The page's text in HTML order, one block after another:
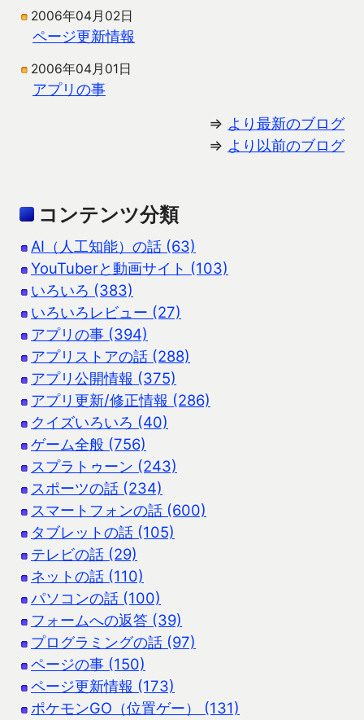
2006年04月02日
ページ更新情報
2006年04月01日
アプリの事
⇒ より最新のブログ
⇒ より以前のブログ
コンテンツ分類
AI（人工知能）の話 (63)
YouTuberと動画サイト (103)
いろいろ (383)
いろいろレビュー (27)
アプリの事 (394)
アプリストアの話 (288)
アプリ公開情報 (375)
アプリ更新/修正情報 (286)
クイズいろいろ (40)
ゲーム全般 (756)
スプラトゥーン (243)
スポーツの話 (234)
スマートフォンの話 (600)
タブレットの話 (105)
テレビの話 (29)
ネットの話 (110)
パソコンの話 (100)
フォームへの返答 (39)
プログラミングの話 (97)
ページの事 (150)
ページ更新情報 (173)
ポケモンGO（位置ゲー） (131)